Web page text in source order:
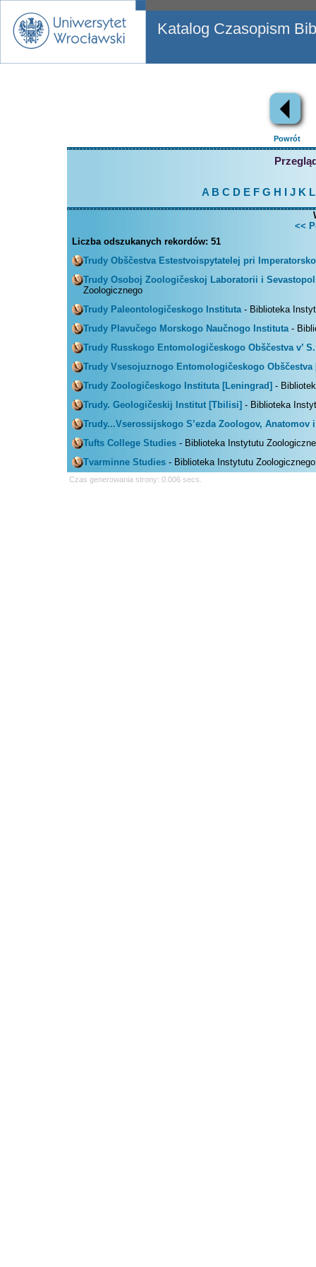
Katalog Czasopism
Powrót
A B C D EFG H J K L
<<
Liczba odszukanych rekordów: 51
Trudy Obščestva Estestvoispytatelej pri
Trudy Osoboj Zoologičeskoj Laboratorii i
Zoologicznego
Trudy Paleontologičeskogo Instituta- Biblioteka
Trudy Plavučego Morskogo Naučnogo Instituta-
Trudy Russkogo Entomologičeskogo Obščestva v’
Trudy Vsesojuznogo Entomologičeskogo Obščestva
Trudy Zoologičeskogo Instituta [Leningrad] -
Trudy. Geologičeskij Institut [Tbilisi] - Biblioteka
Trudy...Vserossijskogo S’ezda Zoologov, Anatomov
Tufts College Studies - Biblioteka Instytutu
Tvarminne Studies - Biblioteka Instytutu Zoologicznego
Czas generowania strony: 0.006 secs.